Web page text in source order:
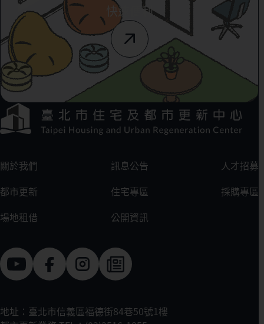
快速便利
方選單連結區
:::
關於我們 訊息公告
人才招募
都市更新
住宅專區
採購專區
場地租借
公開資訊
地址：臺北市信義區福德街84巷50號1樓